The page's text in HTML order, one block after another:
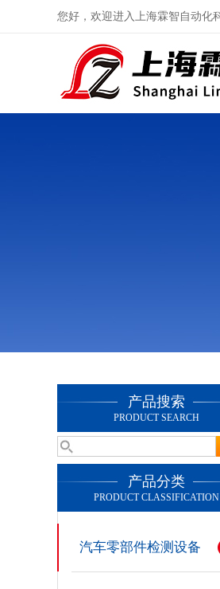
您好，欢迎进入上海霖智自动化
产品搜索
PRODUCT SEARCH
产品分类
PRODUCT CLASSIFICATION
汽车零部件检测设备